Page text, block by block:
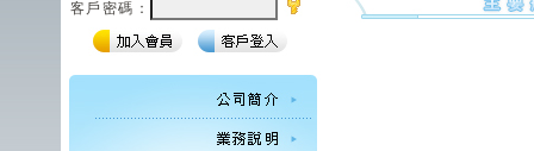
客戶密碼：